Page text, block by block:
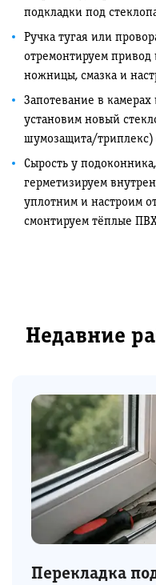
подкладки под
Ручка тугая или
отремонтируем привод
ножницы, смазка и
Запотевание в
установим новый
шумозащита/триплекс)
Сырость у
герметизируем
уплотним и настроим
смонтируем тёплые
Недавние
Перекладка